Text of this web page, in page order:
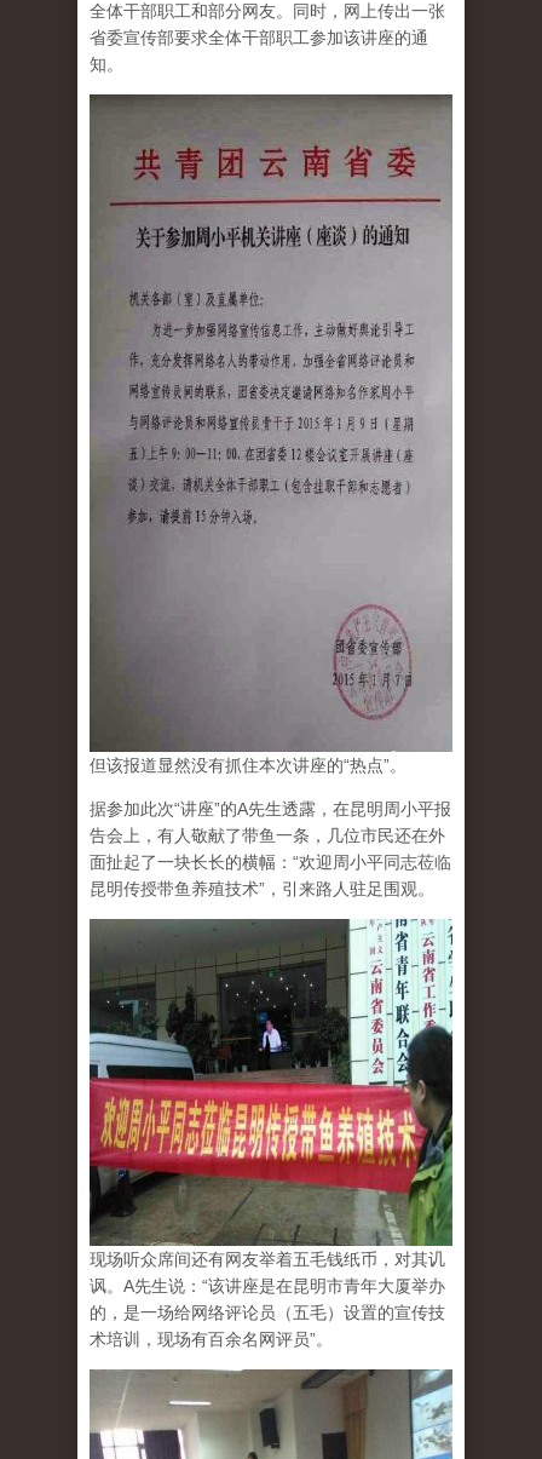
全体干部职工和部分网友。同时，网上传出一张
省委宣传部要求全体干部职工参加该讲座的通
知。
但该报道显然没有抓住本次讲座的“热点”。
据参加此次“讲座”的A先生透露，在昆明周小平报
告会上，有人敬献了带鱼一条，几位市民还在外
面扯起了一块长长的横幅：“欢迎周小平同志莅临
昆明传授带鱼养殖技术”，引来路人驻足围观。
现场听众席间还有网友举着五毛钱纸币，对其讥
讽。A先生说：“该讲座是在昆明市青年大厦举办
的，是一场给网络评论员（五毛）设置的宣传技
术培训，现场有百余名网评员”。